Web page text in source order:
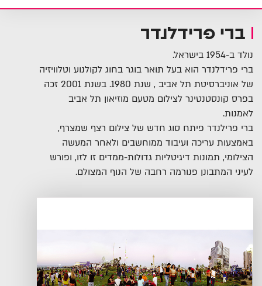
ברי פרידלנדר
נולד ב-1954 בישראל.
ברי פרידלנדר הוא בעל תואר בוגר בחוג לקולנוע וטלוויזיה
של אוניברסיטת תל אביב , שנת 1980. בשנת 2001 זכה
בפרס קונסטנטינר לצילום מטעם מוזיאון תל אביב
לאמנות.
ברי פרילנדר פיתח סוג חדש של צילום רצף שמצרף,
באמצעות עריכה ועיבוד ממוחשבים ולאחר המעשה
הצילומי, תמונות דיגיטליות גדולות-ממדים זו לזו, ופורש
לעיני המתבונן פנורמה רחבה של הנוף המצולם.